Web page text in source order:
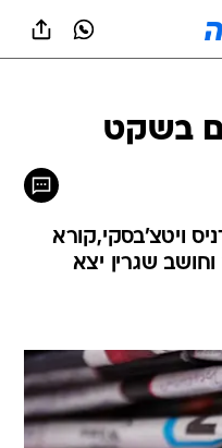
בשקט
ויטצ'בסקי,קורא
שגרין יצא